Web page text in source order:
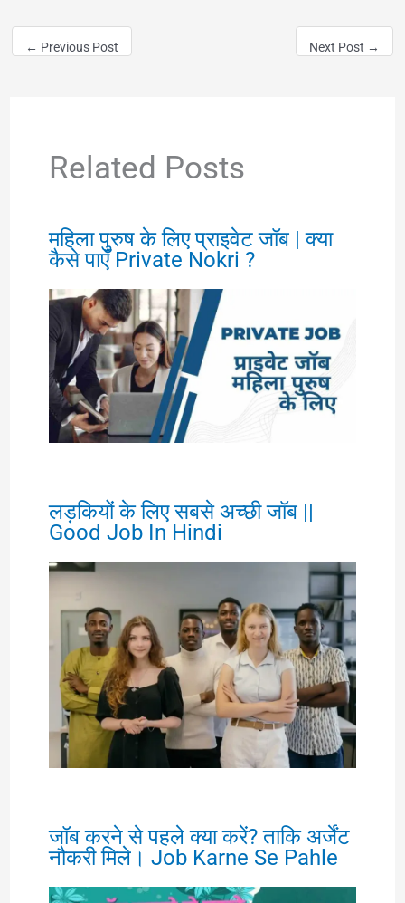
← Previous Post Next Post →
Related Posts
महिला पुरुष के लिए प्राइवेट जॉब | क्या
कैसे पाएँ Private Nokri ?
लड़कियों के लिए सबसे अच्छी जॉब ||
Good Job In Hindi
जॉब करने से पहले क्या करें? ताकि अर्जेंट
नौकरी मिले। Job Karne Se Pahle